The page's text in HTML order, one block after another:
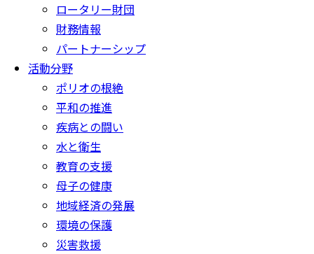
ロータリー財団
財務情報
パートナーシップ
活動分野
ポリオの根絶
平和の推進
疾病との闘い
水と衛生
教育の支援
母子の健康
地域経済の発展
環境の保護
災害救援